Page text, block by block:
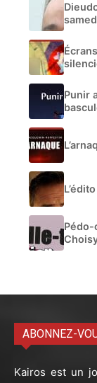
Punir
Pédo-
ABONNEZ-
Kairos est un